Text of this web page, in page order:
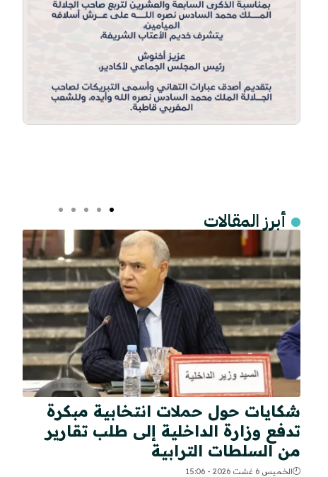
أبرز المقالات
شكايات حول حملات انتخابية مبكرة
تدفع وزارة الداخلية إلى طلب تقارير
من السلطات الترابية
الخميس 6 غشت 2026 - 15:06